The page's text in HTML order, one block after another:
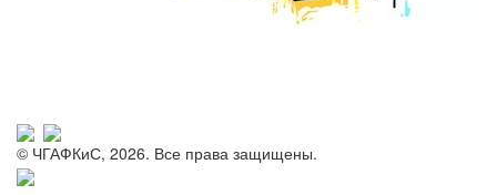
© ЧГАФКиС, 2026. Все права защищены.